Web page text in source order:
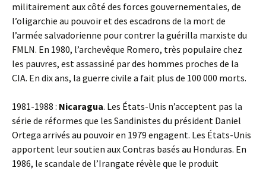
militairement aux côté des forces gouvernementales, de
l’oligarchie au pouvoir et des escadrons de la mort de
l’armée salvadorienne pour contrer la guérilla marxiste du
FMLN. En 1980, l’archevêque Romero, très populaire chez
les pauvres, est assassiné par des hommes proches de la
CIA. En dix ans, la guerre civile a fait plus de 100 000 morts.
1981-1988 : Nicaragua. Les États-Unis n’acceptent pas la
série de réformes que les Sandinistes du président Daniel
Ortega arrivés au pouvoir en 1979 engagent. Les États-Unis
apportent leur soutien aux Contras basés au Honduras. En
1986, le scandale de l’Irangate révèle que le produit